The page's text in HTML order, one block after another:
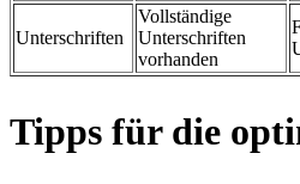
Unterschriften
Vollständige
Unterschriften
vorhanden
Tipps für die